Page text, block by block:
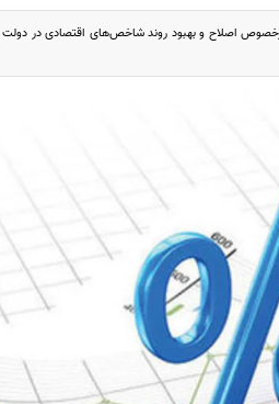
درخصوص اصلاح و بهبود روند شاخص‌های اقتصادی در دولت